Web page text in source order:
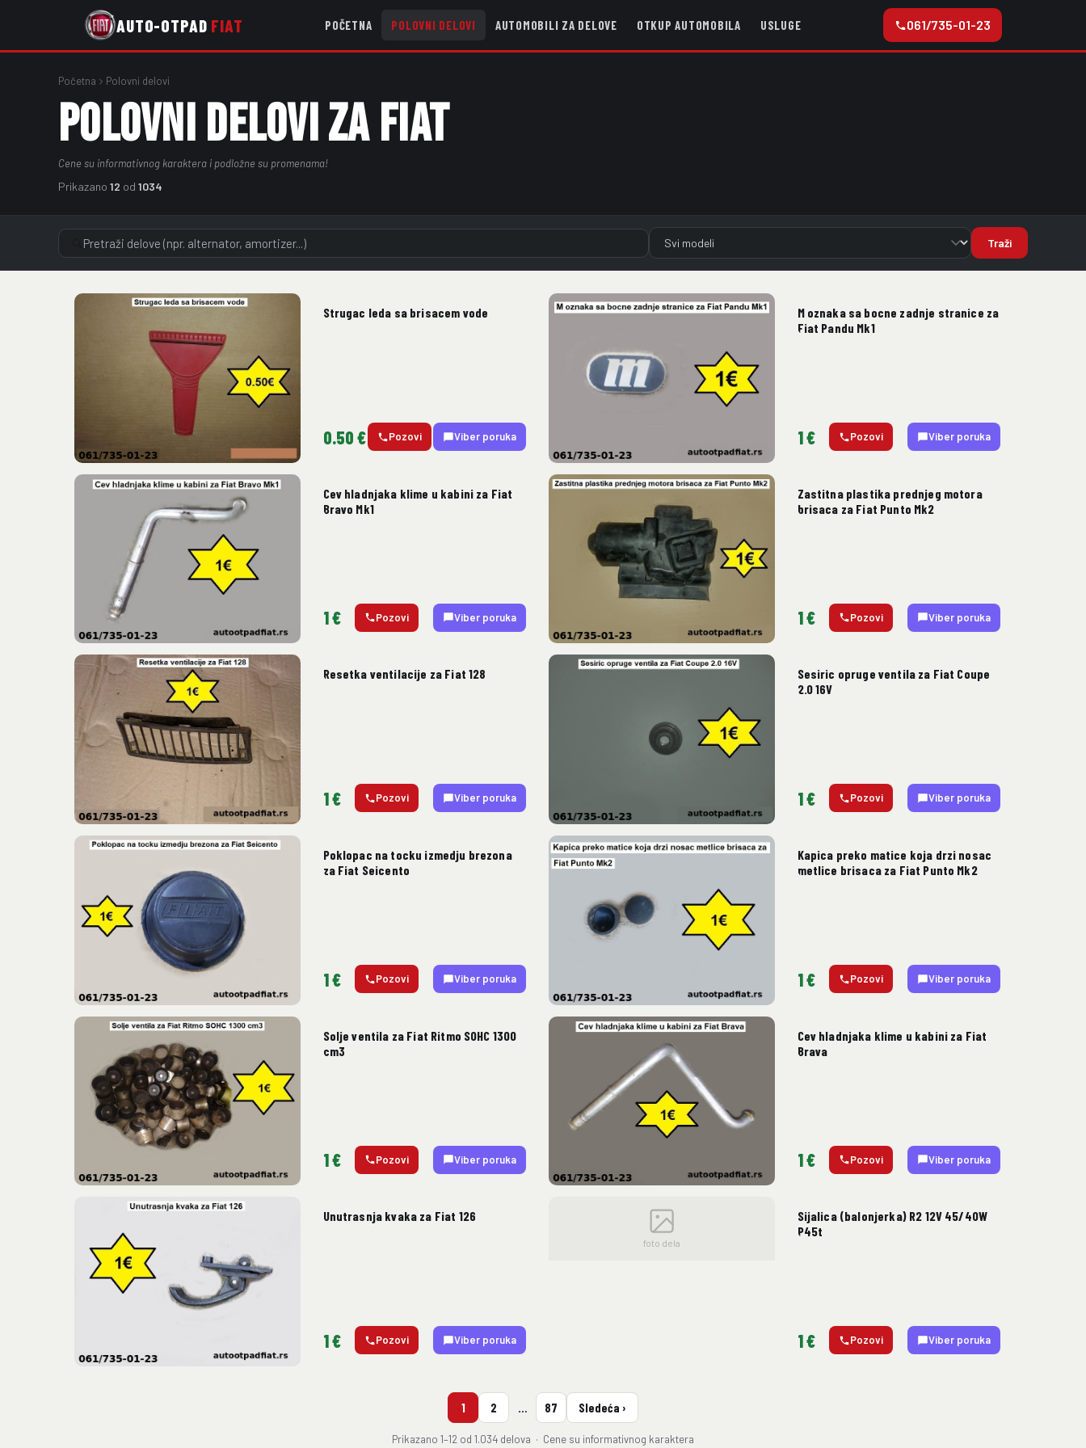
AUTO-OTPAD FIAT POČETNA POLOVNI DELOVI AUTOMOBILI ZA DELOVE OTKUP AUTOMOBILA USLUGE 061/735-01-23
Početna Polovni delovi
POLOVNI DELOVI ZA FIAT
Cene su informativnog karaktera i podložne su promenama!
Prikazano 12 od 1034
Traži
Strugac leda sa brisacem vode
0.50 € Pozovi Viber poruka
M oznaka sa bocne zadnje stranice za
Fiat Pandu Mk1
1 € Pozovi Viber poruka
Cev hladnjaka klime u kabini za Fiat
Bravo Mk1
1 € Pozovi Viber poruka
Zastitna plastika prednjeg motora
brisaca za Fiat Punto Mk2
1 € Pozovi Viber poruka
Resetka ventilacije za Fiat 128
1 € Pozovi Viber poruka
Sesiric opruge ventila za Fiat Coupe
2.0 16V
1 € Pozovi Viber poruka
Poklopac na tocku izmedju brezona
za Fiat Seicento
1 € Pozovi Viber poruka
Kapica preko matice koja drzi nosac
metlice brisaca za Fiat Punto Mk2
1 € Pozovi Viber poruka
Solje ventila za Fiat Ritmo SOHC 1300
cm3
1 € Pozovi Viber poruka
Cev hladnjaka klime u kabini za Fiat
Brava
1 € Pozovi Viber poruka
Unutrasnja kvaka za Fiat 126
1 € Pozovi Viber poruka
foto dela
Sijalica (balonjerka) R2 12V 45/40W
P45t
1 € Pozovi Viber poruka
1 2 … 87 Sledeća ›
Prikazano 1–12 od 1.034 delova · Cene su informativnog karaktera